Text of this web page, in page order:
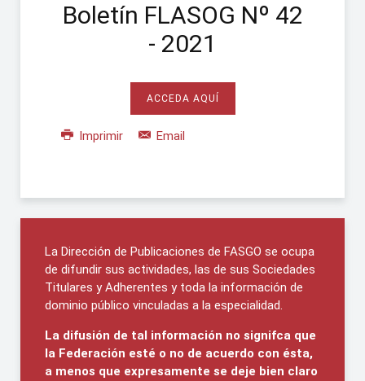
Boletín FLASOG Nº 42
- 2021
ACCEDA AQUÍ
Imprimir Email
La Dirección de Publicaciones de FASGO se ocupa
de difundir sus actividades, las de sus Sociedades
Titulares y Adherentes y toda la información de
dominio público vinculadas a la especialidad.
La difusión de tal información no signifca que
la Federación esté o no de acuerdo con ésta,
a menos que expresamente se deje bien claro